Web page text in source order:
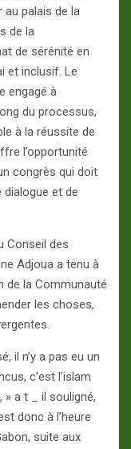
au palais de la
de la
de sérénité en
et inclusif. Le
engagé à
du processus,
à la réussite de
l’opportunité
congrès qui doit
et de
Conseil des
Adjoua a tenu à
de la Communauté
les choses,
il n’y a pas eu un
c’est l’islam
» a t _ il souligné,
donc à l’heure
suite aux